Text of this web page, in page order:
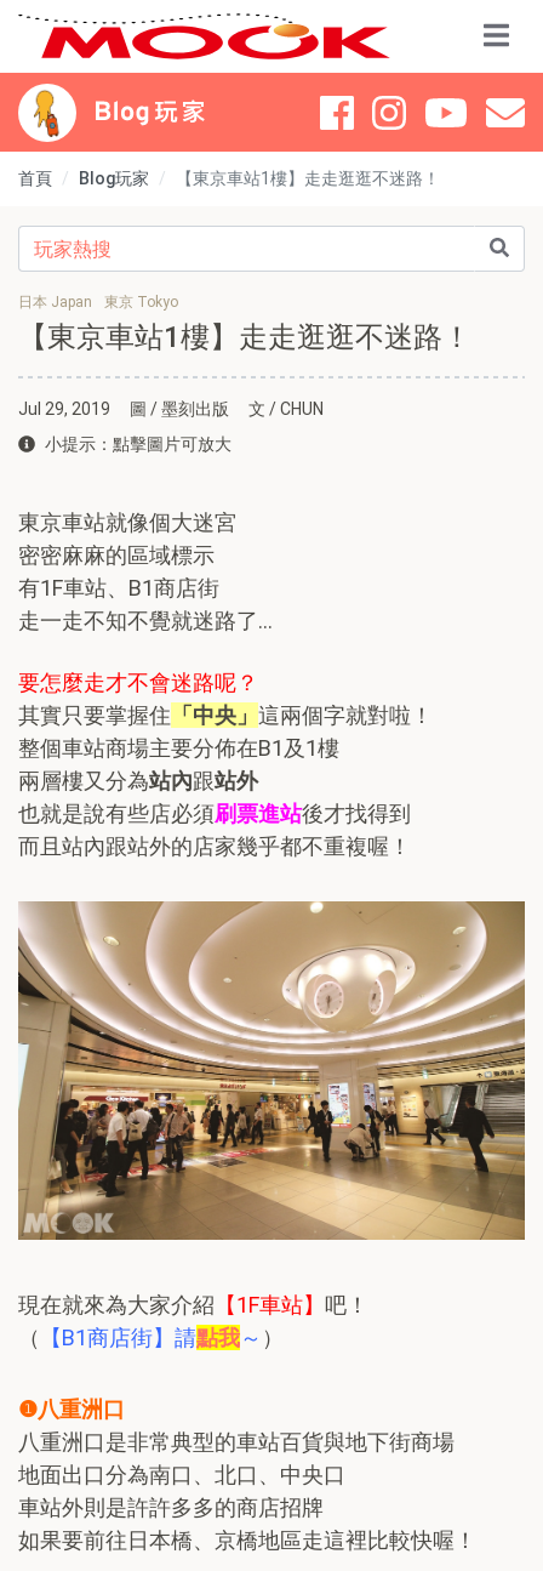
首頁 Blog玩家 【東京車站1樓】走走逛逛不迷路！
日本 Japan 東京 Tokyo
【東京車站1樓】走走逛逛不迷路！
Jul 29, 2019 圖 / 墨刻出版
文 / CHUN
小提示：點擊圖片可放大
東京車站就像個大迷宮
密密麻麻的區域標示
有1F車站、B1商店街
走一走不知不覺就迷路了…
要怎麼走才不會迷路呢？
其實只要掌握住 「中央」 這兩個字就對啦！
整個車站商場主要分佈在B1及1樓
兩層樓又分為站內跟站外
也就是說有些店必須刷票進站後才找得到
而且站內跟站外的店家幾乎都不重複喔！
現在就來為大家介紹 【1F車站】 吧！
（
【B1商店街】請點我～ ）
❶八重洲口
八重洲口是非常典型的車站百貨與地下街商場
地面出口分為南口、北口、中央口
車站外則是許許多多的商店招牌
如果要前往日本橋、京橋地區走這裡比較快喔！